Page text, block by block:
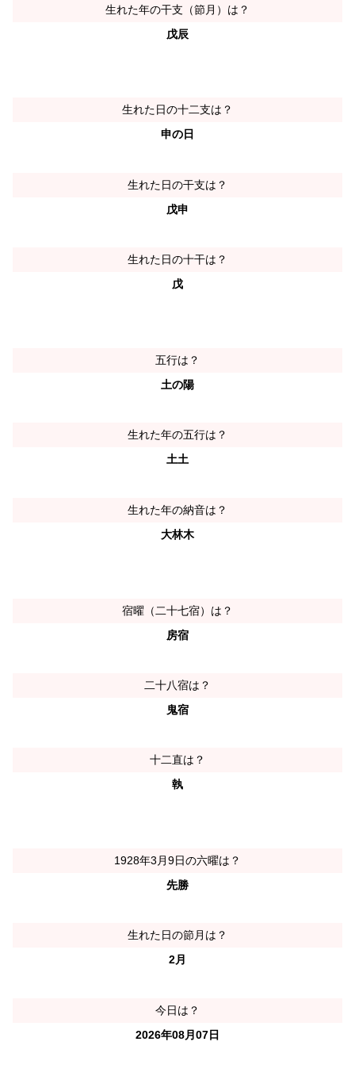
生れた年の干支（節月）は？
戊辰
生れた日の十二支は？
申の日
生れた日の干支は？
戊申
生れた日の十干は？
戊
五行は？
土の陽
生れた年の五行は？
土土
生れた年の納音は？
大林木
宿曜（二十七宿）は？
房宿
二十八宿は？
鬼宿
十二直は？
執
1928年3月9日の六曜は？
先勝
生れた日の節月は？
2月
今日は？
2026年08月07日